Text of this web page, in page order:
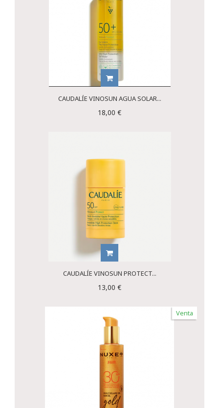
CAUDALÍE VINOSUN AGUA SOLAR...
18,00 €
CAUDALÍE VINOSUN PROTECT...
13,00 €
Venta